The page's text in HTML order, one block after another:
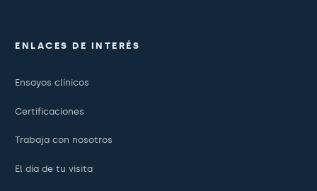
ENLACES DE INTERÉS
Ensayos clínicos
Certificaciones
Trabaja con nosotros
El día de tu visita